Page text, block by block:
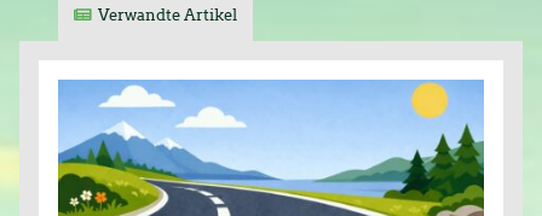
Verwandte Artikel